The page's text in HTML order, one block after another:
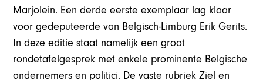
Marjolein. Een derde eerste exemplaar lag klaar
voor gedeputeerde van Belgisch-Limburg Erik Gerits.
In deze editie staat namelijk een groot
rondetafelgesprek met enkele prominente Belgische
ondernemers en politici. De vaste rubriek Ziel en